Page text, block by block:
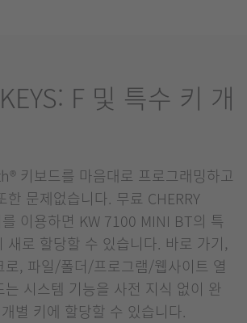
F 및 특수 키 개
키보드를 마음대로 프로그래밍하고
한 문제없습니다. 무료 CHERRY
를 이용하면 KW 7100 MINI BT의 특
새로 할당할 수 있습니다. 바로 가기,
로, 파일/폴더/프로그램/웹사이트 열
는 시스템 기능을 사전 지식 없이 완
별 키에 할당할 수 있습니다.